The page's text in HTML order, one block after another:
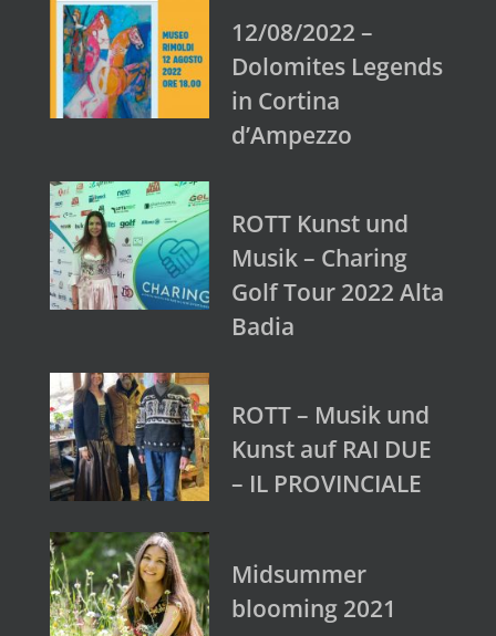
12/08/2022 –
Dolomites Legends
in Cortina
d’Ampezzo
ROTT Kunst und
Musik – Charing
Golf Tour 2022 Alta
Badia
ROTT – Musik und
Kunst auf RAI DUE
– IL PROVINCIALE
Midsummer
blooming 2021